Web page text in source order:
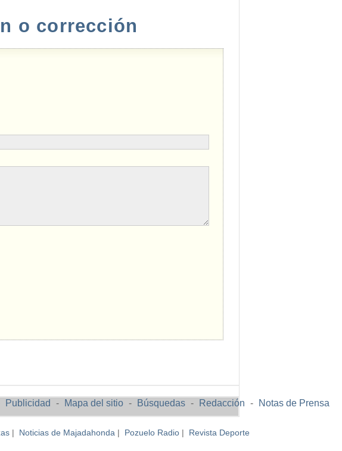
o corrección
Publicidad - Mapa del sitio - Búsquedas - Redacción - Notas de Prensa
| Noticias de Majadahonda | Pozuelo Radio| Revista Deporte